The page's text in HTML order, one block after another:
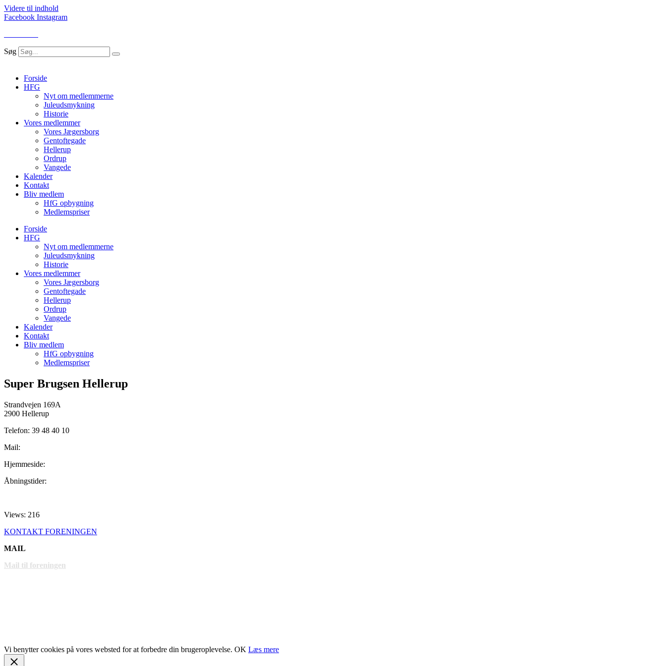
Videre til indhold
Facebook Instagram
Søg
Forside
HFG
Nyt om medlemmerne
Juleudsmykning
Historie
Vores medlemmer
Vores Jægersborg
Gentoftegade
Hellerup
Ordrup
Vangede
Kalender
Kontakt
Bliv medlem
HfG opbygning
Medlemspriser
Forside
HFG
Nyt om medlemmerne
Juleudsmykning
Historie
Vores medlemmer
Vores Jægersborg
Gentoftegade
Hellerup
Ordrup
Vangede
Kalender
Kontakt
Bliv medlem
HfG opbygning
Medlemspriser
Super Brugsen Hellerup
Strandvejen 169A
2900 Hellerup
Telefon: 39 48 40 10
Mail:
Hjemmeside:
Åbningstider:
Views: 216
KONTAKT FORENINGEN
MAIL
Mail til foreningen
Vi benytter cookies på vores websted for at forbedre din brugeroplevelse. OK Læs mere